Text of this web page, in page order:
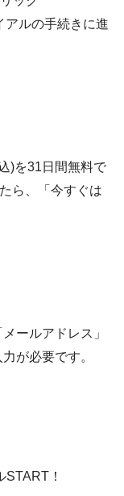
アルの手続きに進
)を31日間無料で
ら、「今すぐは
ールアドレス」
が必要です。
！